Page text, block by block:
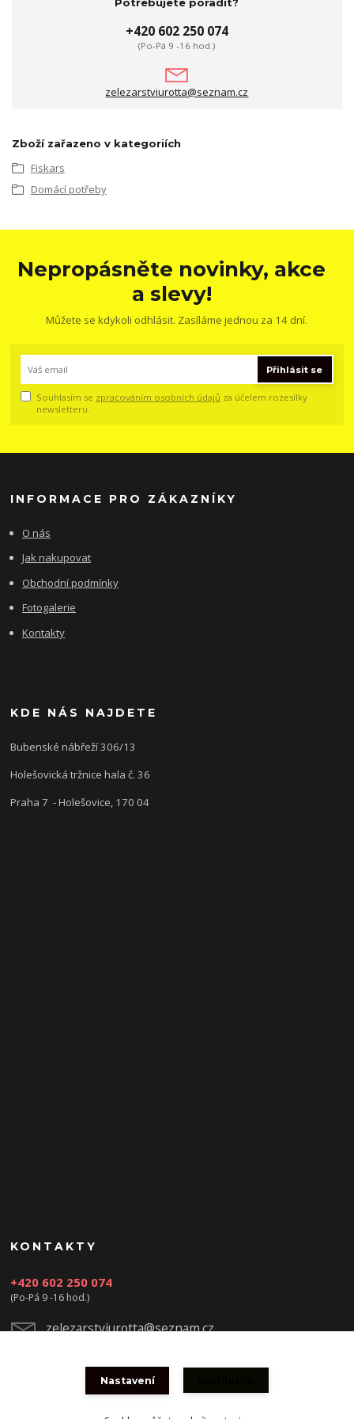
Potřebujete poradit?
+420 602 250 074
(Po-Pá 9 -16 hod.)
zelezarstviurotta@seznam.cz
Zboží zařazeno v kategoriích
Fiskars
Domácí potřeby
Nepropásněte novinky, akce
a slevy!
Můžete se kdykoli odhlásit. Zasíláme jednou za 14 dní.
Přihlásit se
Souhlasím se zpracováním osobních údajů za účelem rozesílky
newsletteru.
INFORMACE PRO ZÁKAZNÍKY
O nás
Jak nakupovat
Obchodní podmínky
Fotogalerie
Kontakty
KDE NÁS NAJDETE
Bubenské nábřeží 306/13
Holešovická tržnice hala č. 36
Praha 7 - Holešovice, 170 04
KONTAKTY
+420 602 250 074
(Po-Pá 9 -16 hod.)
zelezarstviurotta@seznam.cz
Nastavení